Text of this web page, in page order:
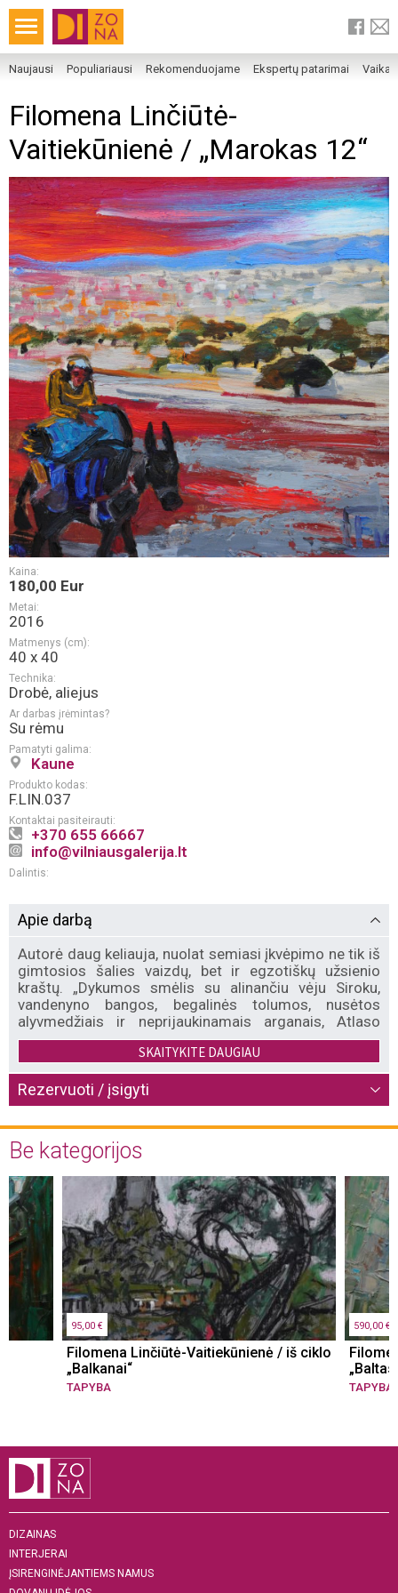
Naujausi Populiariausi Rekomenduojame Ekspertų patarimai
Filomena Linčiūtė-
Vaitiekūnienė / „Marokas 12“
Kaina:
180,00 Eur
Metai:
2016
Matmenys (cm):
40 x 40
Technika:
Drobė, aliejus
Ar darbas įrėmintas?
Su rėmu
Pamatyti galima:
Kaune
Produkto kodas:
F.LIN.037
Kontaktai pasiteirauti:
+370 655 66667
info@vilniausgalerija.lt
Dalintis:
Apie darbą
Autorė daug keliauja, nuolat semiasi įkvėpimo ne tik iš
gimtosios šalies vaizdų, bet ir egzotiškų užsienio
kraštų. „Dykumos smėlis su alinančiu vėju Siroku,
vandenyno bangos, begalinės tolumos, nusėtos
alyvmedžiais ir neprijaukinamais arganais, Atlaso
kalnai, vieniši kupriai, apkrauti asilai… ir žmonės,
žmonės… Senamiesčio šventyklos, kuriose nuo
arabeskų sukasi galva, o daugelis statinių, tarsi
brangūs inkliuzai, paslėpti senuose turguose… Viskas
kitaip, viskas nematyta – lyg atkeliavę iš „Tūkstančio ir
vienos nakties“ pasakos… Visa tai man primena
kelionę po Maroko karalystę, kuri ir stebino, ir trikdė, ir
liūdino…“ – apie ciklą „Marokas“ sako autorė
SKAITYKITE DAUGIAU
Rezervuoti / įsigyti
Be kategorijos
95,00 €
Filomena Linčiūtė-Vaitiekūnienė / iš ciklo
„Balkanai“
TAPYBA
590,00 €
TAPYBA
DIZAINAS
INTERJERAI
ĮSIRENGINĖJANTIEMS NAMUS